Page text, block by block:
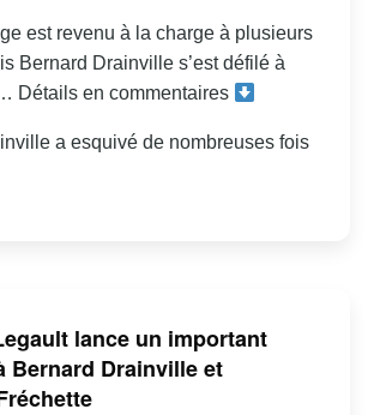
est revenu à la charge à plusieurs
Bernard Drainville s’est défilé à
Détails en commentaires
a esquivé de nombreuses fois
lance un important
Bernard Drainville et